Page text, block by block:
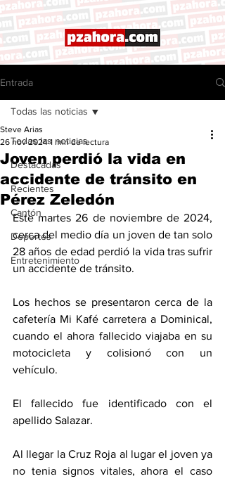
Entrada
Todas las noticias
Destacadas
Recientes
Cantón
Deportes
Entretenimiento
Todas las noticias
Joven perdió la vida en
accidente de tránsito en
Pérez Zeledón
Steve Arias
26 nov 2024 1 min de lectura
Este martes 26 de noviembre de 2024,
cerca del medio día un joven de tan solo
28 años de edad perdió la vida tras sufrir
un accidente de tránsito.
Los hechos se presentaron cerca de la
cafetería Mi Kafé carretera a Dominical,
cuando el ahora fallecido viajaba en su
motocicleta y colisionó con un
vehículo.
El fallecido fue identificado con el
apellido Salazar.
Al llegar la Cruz Roja al lugar el joven ya
no tenia signos vitales, ahora el caso